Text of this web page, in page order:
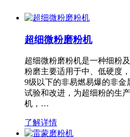
超细微粉磨粉机
超细微粉磨粉机是一种细粉
粉磨主要适用于中、低硬度
9级以下的非易燃易爆的非金
试验和改进，为超细粉的生
机，…
了解详情